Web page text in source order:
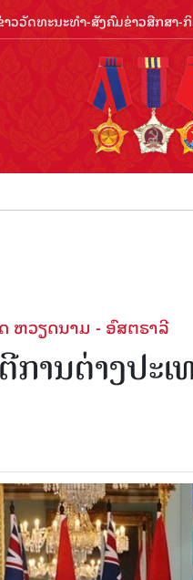
າວວັດທະນະທຳ-ສັງຄົມຂ່າວສືກສາ-
ຫວຽດນາມ - ອົສຕຣາລີ
ານຕ່າງປະ